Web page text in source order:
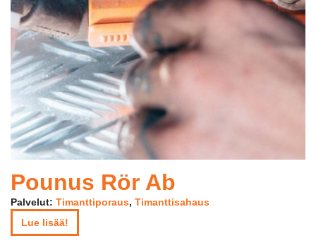
Pounus Rör Ab
Palvelut: Timanttiporaus, Timanttisahaus
Lue lisää!